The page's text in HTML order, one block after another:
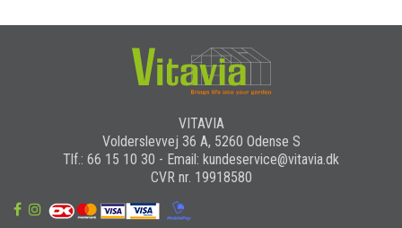
VITAVIA
Volderslevvej 36 A, 5260 Odense S
Tlf.: 66 15 10 30 - Email: kundeservice@vitavia.dk
CVR nr. 19918580